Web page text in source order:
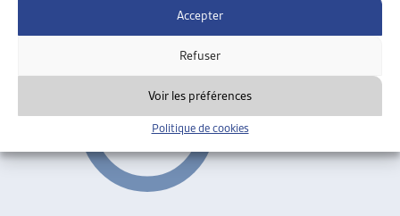
Accepter
Refuser
Voir les préférences
Politique de cookies
Allocation pour impotent